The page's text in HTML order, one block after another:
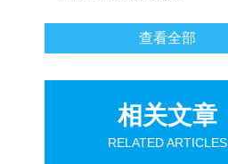
查看全部
相关文章
RELATED ARTICLES